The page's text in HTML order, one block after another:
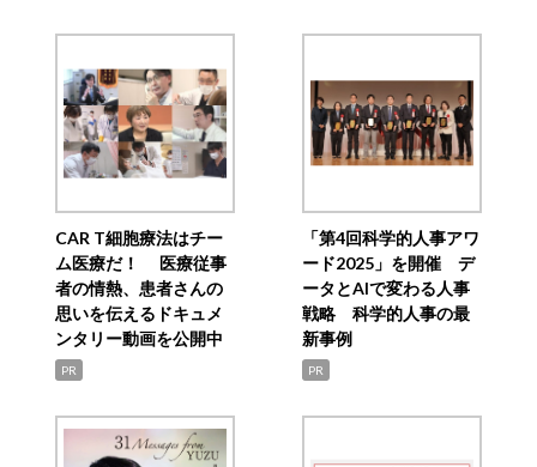
CAR T細胞療法はチー
ム医療だ！ 医療従事
者の情熱、患者さんの
思いを伝えるドキュメ
ンタリー動画を公開中
PR
「第4回科学的人事アワ
ード2025」を開催 デ
ータとAIで変わる人事
戦略 科学的人事の最
新事例
PR